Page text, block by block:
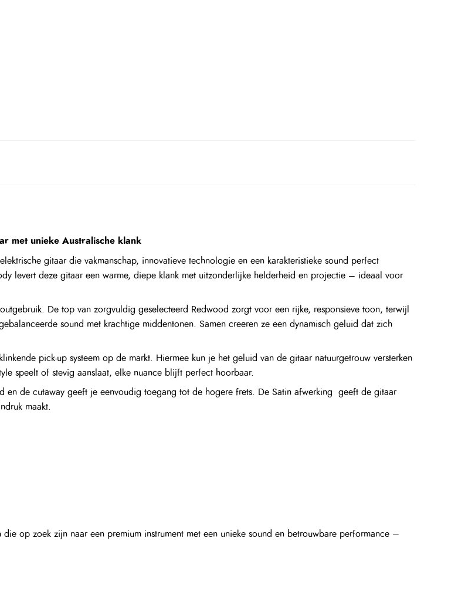
met unieke Australische klank
gitaar die vakmanschap, innovatieve technologie en een karakteristieke sound perfect
levert deze gitaar een warme, diepe klank met uitzonderlijke helderheid en projectie – ideaal voor
De top van zorgvuldig geselecteerd Redwood zorgt voor een rijke, responsieve toon, terwijl
sound met krachtige middentonen. Samen creëren ze een dynamisch geluid dat zich
pick-up systeem op de markt. Hiermee kun je het geluid van de gitaar natuurgetrouw versterken
speelt of stevig aanslaat, elke nuance blijft perfect hoorbaar.
de cutaway geeft je eenvoudig toegang tot de hogere frets. De Satin afwerking geeft de gitaar
maakt.
op zoek zijn naar een premium instrument met een unieke sound en betrouwbare performance –